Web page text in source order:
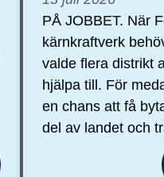
PÅ JOBBET. När
kärnkraftverk
valde flera distrikt
hjälpa till. För
en chans att få
del av landet och